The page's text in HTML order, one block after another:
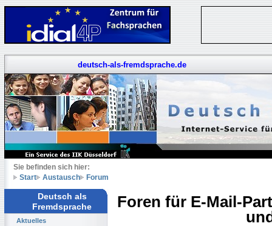
deutsch-als-fremdsprache.de
Sie befinden sich hier:
Start
Austausch Forum
Deutsch als
Fremdsprache
Aktuelles
Foren für E-Mail-